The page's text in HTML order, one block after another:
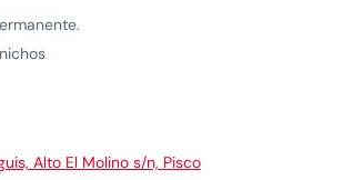
Alto El Molino s/n, Pisco